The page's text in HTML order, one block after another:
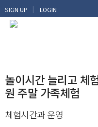
SIGN UP | LOGIN
놀이시간 늘리고 체
원 주말 가족체험
체험시간과 운영